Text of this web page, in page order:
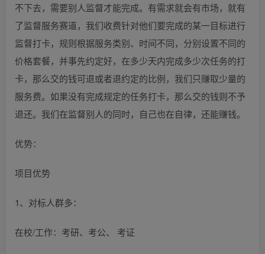
不下去，需要别人监督才能完成。有需求就会有市场，就有
了监督服务赛道，我们收费针对他们要完成的某一目标进行
监督打卡，规则根据服务类别、时间不同，分别设置不同的
价格套餐，并事先约定好，在多少天内完成多少次任务的打
卡，那么交的钱可退或者退约定的比例，我们只赚取少量的
服务费。如果没有完成规定的任务打卡，那么交的钱则不予
退还。我们在监督别人的同时，自己也在自律，还能赚钱。
优势：
项目优势
1、对标人群多：
在校/工作：考研、考公、 考证